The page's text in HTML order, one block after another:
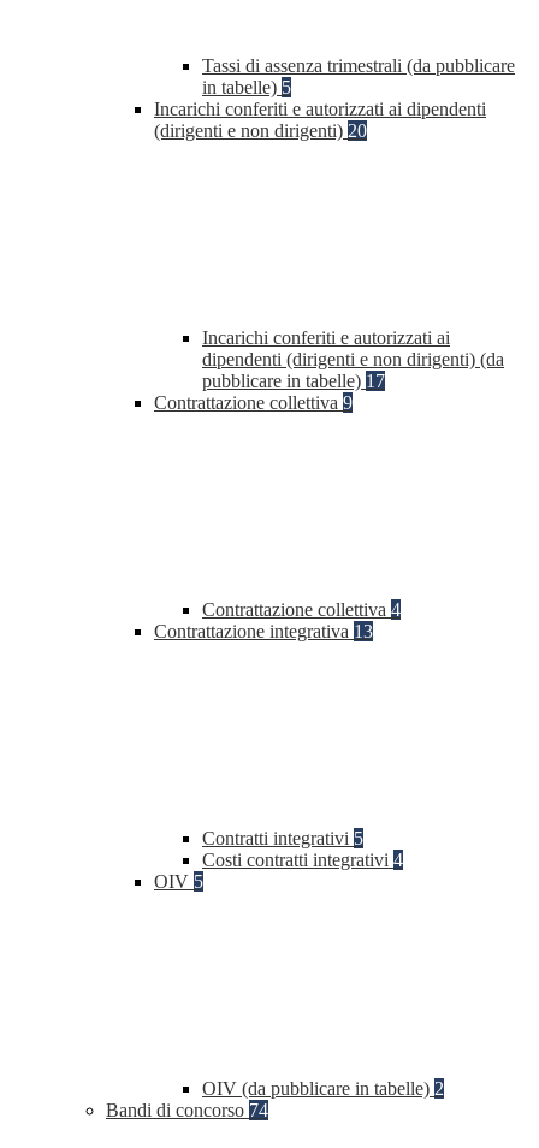
Tassi di assenza trimestrali (da pubblicare
in tabelle) 5
Incarichi conferiti e autorizzati ai dipendenti
(dirigenti e non dirigenti) 20
Incarichi conferiti e autorizzati ai
dipendenti (dirigenti e non dirigenti) (da
pubblicare in tabelle) 17
Contrattazione collettiva 9
Contrattazione collettiva 4
Contrattazione integrativa 13
Contratti integrativi 5
Costi contratti integrativi 4
OIV 5
OIV (da pubblicare in tabelle) 2
Bandi di concorso 74